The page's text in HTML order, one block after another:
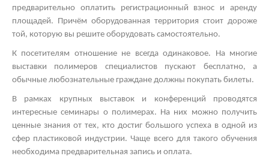
предварительно оплатить регистрационный взнос и аренду
площадей. Причём оборудованная территория стоит дороже
той, которую вы решите оборудовать самостоятельно.
К посетителям отношение не всегда одинаковое. На многие
выставки полимеров специалистов пускают бесплатно, а
обычные любознательные граждане должны покупать билеты.
В рамках крупных выставок
и конференций проводятся
интересные семинары о полимерах. На них можно получить
ценные знания от тех, кто достиг большого успеха в одной из
сфер пластиковой индустрии. Чаще всего для такого обучения
необходима предварительная запись и оплата.